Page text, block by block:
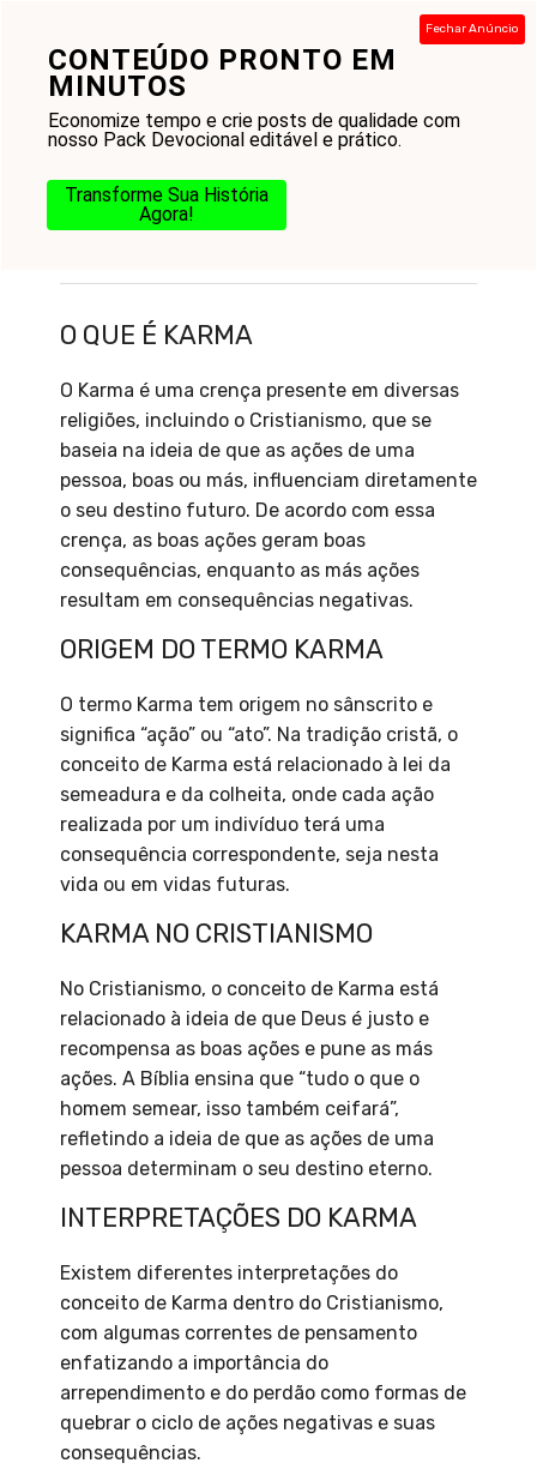
CONTEÚDO PRONTO EM
MINUTOS
Economize tempo e crie posts de qualidade com
nosso Pack Devocional editável e prático.
Transforme Sua História
Agora!
Fechar Anúncio
conteúdo
O QUE É KARMA
O Karma é uma crença presente em diversas
religiões, incluindo o Cristianismo, que se
baseia na ideia de que as ações de uma
pessoa, boas ou más, influenciam diretamente
o seu destino futuro. De acordo com essa
crença, as boas ações geram boas
consequências, enquanto as más ações
resultam em consequências negativas.
ORIGEM DO TERMO KARMA
O termo Karma tem origem no sânscrito e
significa “ação” ou “ato”. Na tradição cristã, o
conceito de Karma está relacionado à lei da
semeadura e da colheita, onde cada ação
realizada por um indivíduo terá uma
consequência correspondente, seja nesta
vida ou em vidas futuras.
KARMA NO CRISTIANISMO
No Cristianismo, o conceito de Karma está
relacionado à ideia de que Deus é justo e
recompensa as boas ações e pune as más
ações. A Bíblia ensina que “tudo o que o
homem semear, isso também ceifará”,
refletindo a ideia de que as ações de uma
pessoa determinam o seu destino eterno.
INTERPRETAÇÕES DO KARMA
Existem diferentes interpretações do
conceito de Karma dentro do Cristianismo,
com algumas correntes de pensamento
enfatizando a importância do
arrependimento e do perdão como formas de
quebrar o ciclo de ações negativas e suas
consequências.